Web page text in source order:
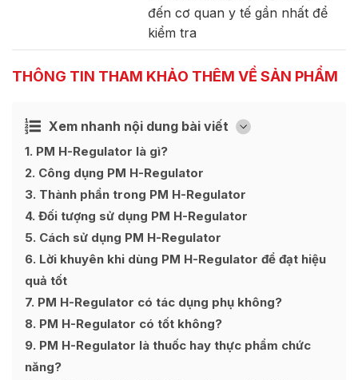
đến cơ quan y tế gần nhất để
kiểm tra
THÔNG TIN THAM KHẢO THÊM VỀ SẢN PHẨM
Xem nhanh nội dung bài viết [
Ẩn
1 PM H-Regulator là gì?
2 Công dụng PM H-Regulator
3 Thành phần trong PM H-Regulator
4 Đối tượng sử dụng PM H-Regulator
5 Cách sử dụng PM H-Regulator
6 Lời khuyên khi dùng PM H-Regulator để đạt hiệu
quả tốt
7 PM H-Regulator có tác dụng phụ không?
8 PM H-Regulator có tốt không?
9 PM H-Regulator là thuốc hay thực phẩm chức
năng?